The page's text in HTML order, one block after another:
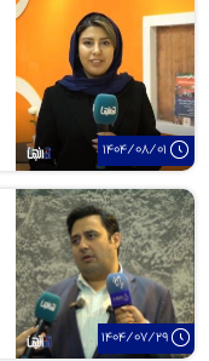
1404/08/01
1404/07/29